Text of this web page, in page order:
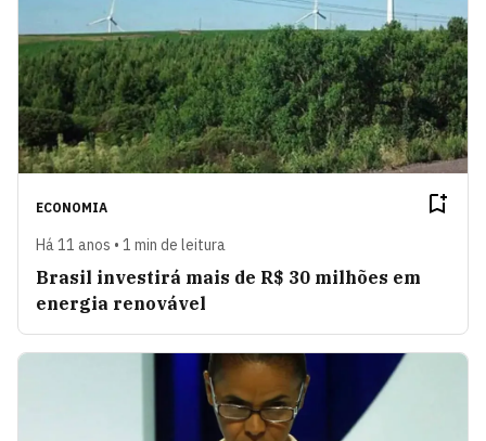
ECONOMIA
Há 11 anos • 1 min de leitura
Brasil investirá mais de R$ 30 milhões em
energia renovável